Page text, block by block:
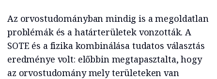
Az orvostudományban mindig is a megoldatlan
problémák és a határterületek vonzották. A
SOTE és a fizika kombinálása tudatos választás
eredménye volt: előbbin megtapasztalta, hogy
az orvostudomány mely területeken van